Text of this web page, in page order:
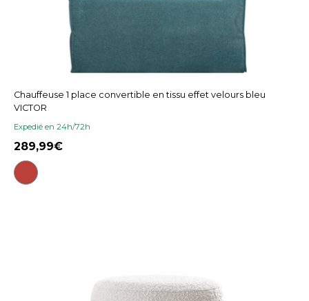
Chauffeuse 1 place convertible en tissu effet velours bleu
VICTOR
Expedié en 24h/72h
289,99